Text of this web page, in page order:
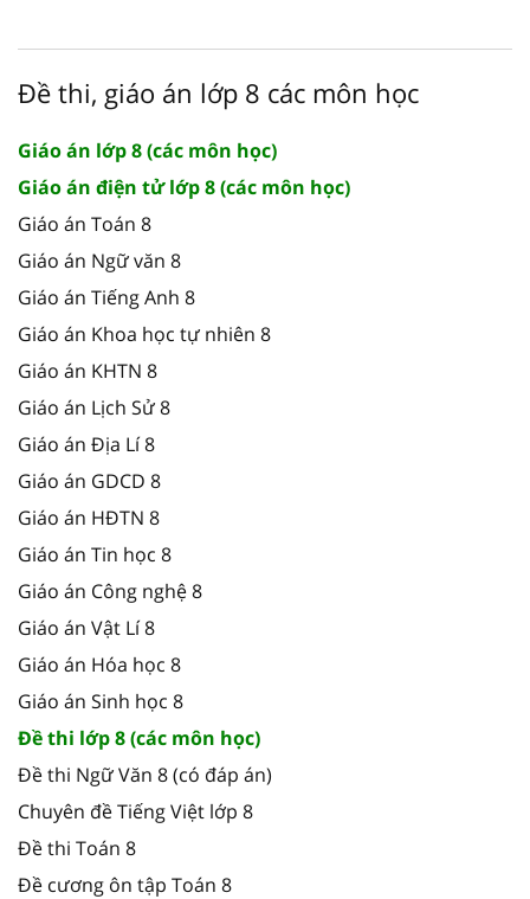
Đề thi, giáo án lớp 8 các môn học
Giáo án lớp 8 (các môn học)
Giáo án điện tử lớp 8 (các môn học)
Giáo án Toán 8
Giáo án Ngữ văn 8
Giáo án Tiếng Anh 8
Giáo án Khoa học tự nhiên 8
Giáo án KHTN 8
Giáo án Lịch Sử 8
Giáo án Địa Lí 8
Giáo án GDCD 8
Giáo án HĐTN 8
Giáo án Tin học 8
Giáo án Công nghệ 8
Giáo án Vật Lí 8
Giáo án Hóa học 8
Giáo án Sinh học 8
Đề thi lớp 8 (các môn học)
Đề thi Ngữ Văn 8 (có đáp án)
Chuyên đề Tiếng Việt lớp 8
Đề thi Toán 8
Đề cương ôn tập Toán 8